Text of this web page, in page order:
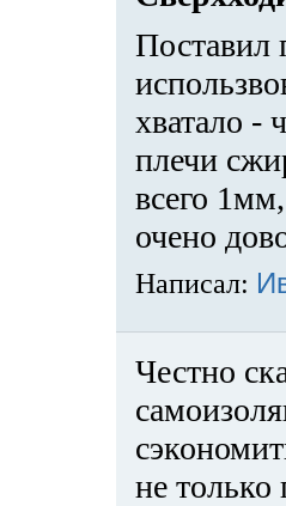
Поставил
хватало -
плечи
всего
очено
Написал:
Честно
не только